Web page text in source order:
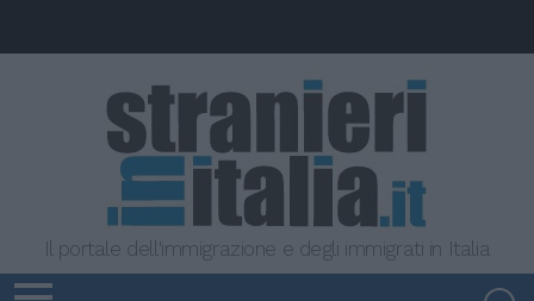
Il portale dell'immigrazione e degli immigrati in Italia